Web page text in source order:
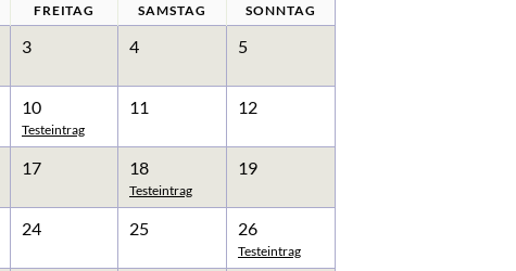
Links
FREITAG SAMSTAG SONNTAG
3 4 5
10
Testeintrag
11 12
17 18
Testeintrag
19
24 25 26
Testeintrag